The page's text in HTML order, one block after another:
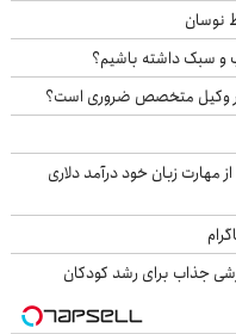
نوسان
سبک داشته باشیم؟
وکیل متخصص ضروری است؟
مهارت زبان خود درآمد دلاری
جذاب برای رشد کودکان